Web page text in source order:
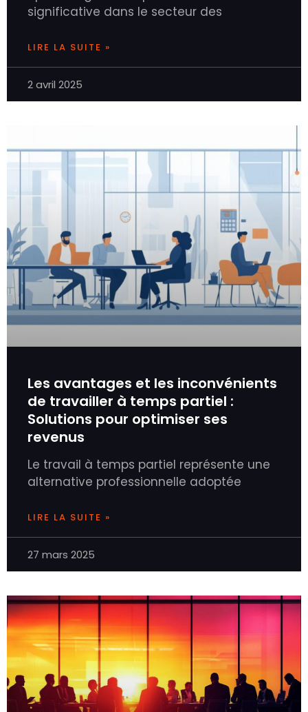
significative dans le secteur des
LIRE LA SUITE »
2 avril 2025
Les avantages et les inconvénients
de travailler à temps partiel :
Solutions pour optimiser ses
revenus
Le travail à temps partiel représente une
alternative professionnelle adoptée
LIRE LA SUITE »
27 mars 2025